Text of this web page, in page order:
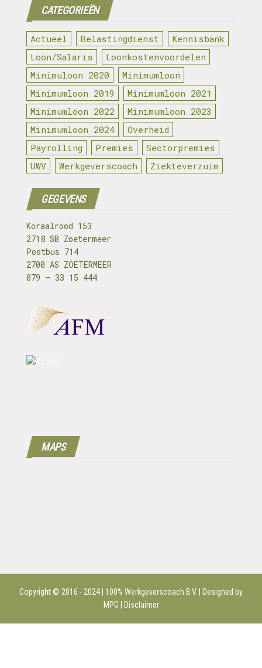
CATEGORIEËN
Actueel Belastingdienst
Kennisbank
Loon/Salaris
Loonkostenvoordelen
Minimuloon 2020
Minimumloon
Minimumloon 2019
Minimumloon 2021
Minimumloon 2022
Minimumloon 2023
Minimumloon 2024
Overheid
Payrolling
Premies
Sectorpremies
UWV
Werkgeverscoach Ziekteverzuim
GEGEVENS
Koraalrood 153
2718 SB Zoetermeer
Postbus 714
2700 AS ZOETERMEER
079 – 33 15 444
MAPS
Copyright © 2016 - 2024 | 100% Werkgeverscoach B.V. | Designed by
MPG |
Disclaimer